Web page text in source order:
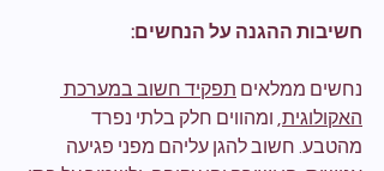
חשיבות ההגנה על הנחשים:
נחשים ממלאים תפקיד חשוב במערכת
האקולוגית , ומהווים חלק בלתי נפרד
מהטבע. חשוב להגן עליהם מפני פגיעה